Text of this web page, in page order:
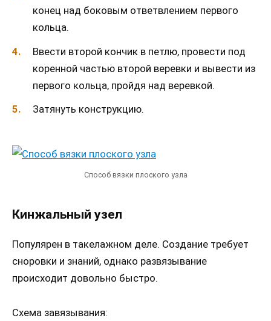
конец над боковым ответвлением первого
кольца.
Ввести второй кончик в петлю, провести под
коренной частью второй веревки и вывести из
первого кольца, пройдя над веревкой.
Затянуть конструкцию.
Способ вязки плоского узла
Кинжальный узел
Популярен в такелажном деле. Создание требует
сноровки и знаний, однако развязывание
происходит довольно быстро.
Схема завязывания: